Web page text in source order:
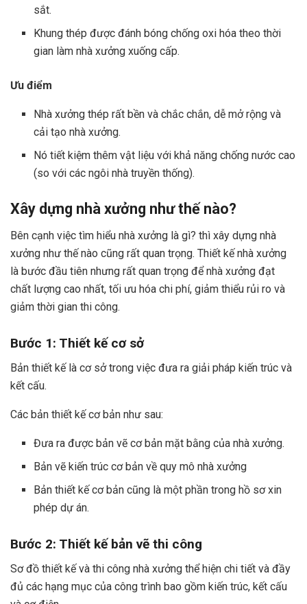
sắt.
Khung thép được đánh bóng chống oxi hóa theo thời
gian làm nhà xưởng xuống cấp.
Ưu điểm
Nhà xưởng thép rất bền và chắc chắn, dễ mở rộng và
cải tạo nhà xưởng.
Nó tiết kiệm thêm vật liệu với khả năng chống nước cao
(so với các ngôi nhà truyền thống).
Xây dựng nhà xưởng như thế nào?
Bên cạnh việc tìm hiểu nhà xưởng là gì? thì xây dựng nhà
xưởng như thế nào cũng rất quan trọng. Thiết kế nhà xưởng
là bước đầu tiên nhưng rất quan trọng để nhà xưởng đạt
chất lượng cao nhất, tối ưu hóa chi phí, giảm thiểu rủi ro và
giảm thời gian thi công.
Bước 1: Thiết kế cơ sở
Bản thiết kế là cơ sở trong việc đưa ra giải pháp kiến trúc và
kết cấu.
Các bản thiết kế cơ bản như sau:
Đưa ra được bản vẽ cơ bản mặt bằng của nhà xưởng.
Bản vẽ kiến ​​trúc cơ bản về quy mô nhà xưởng
Bản thiết kế cơ bản cũng là một phần trong hồ sơ xin
phép dự án.
Bước 2: Thiết kế bản vẽ thi công
Sơ đồ thiết kế và thi công nhà xưởng thể hiện chi tiết và đầy
đủ các hạng mục của công trình bao gồm kiến ​​trúc, kết cấu